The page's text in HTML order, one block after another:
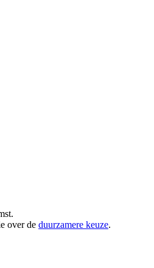
over de duurzamere keuze.